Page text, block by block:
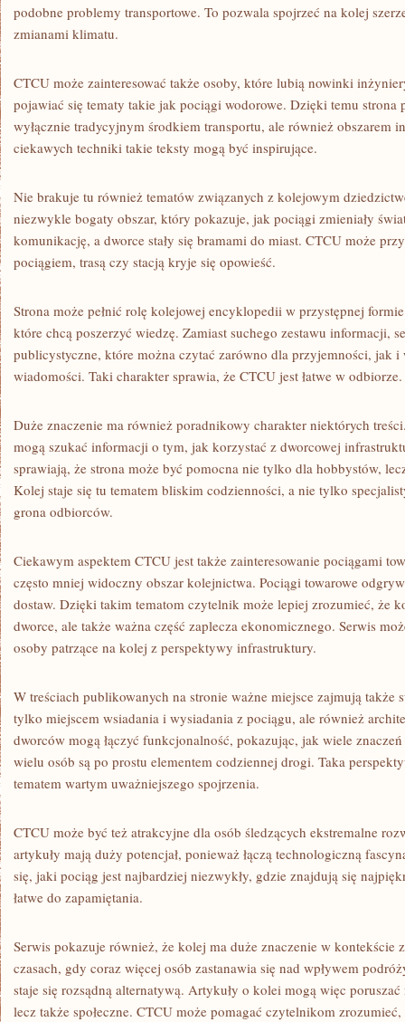
podobne problemy transportowe. To pozwala spojrzeć na kolej
zmianami klimatu.
CTCU może zainteresować także osoby, które lubią nowinki
pojawiać się tematy takie jak pociągi wodorowe. Dzięki temu strona
wyłącznie tradycyjnym środkiem transportu, ale również obszarem
ciekawych techniki takie teksty mogą być inspirujące.
Nie brakuje tu również tematów związanych z kolejowym
niezwykle bogaty obszar, który pokazuje, jak pociągi zmieniały
komunikację, a dworce stały się bramami do miast. CTCU może
pociągiem, trasą czy stacją kryje się opowieść.
Strona może pełnić rolę kolejowej encyklopedii w przystępnej
które chcą poszerzyć wiedzę. Zamiast suchego zestawu informacji,
publicystyczne, które można czytać zarówno dla przyjemności, jak
wiadomości. Taki charakter sprawia, że CTCU jest łatwe w odbiorze.
Duże znaczenie ma również poradnikowy charakter niektórych
mogą szukać informacji o tym, jak korzystać z dworcowej
sprawiają, że strona może być pomocna nie tylko dla hobbystów,
Kolej staje się tu tematem bliskim codzienności, a nie tylko
grona odbiorców.
Ciekawym aspektem CTCU jest także zainteresowanie pociągami
często mniej widoczny obszar kolejnictwa. Pociągi towarowe
dostaw. Dzięki takim tematom czytelnik może lepiej zrozumieć, że
dworce, ale także ważna część zaplecza ekonomicznego. Serwis
osoby patrzące na kolej z perspektywy infrastruktury.
W treściach publikowanych na stronie ważne miejsce zajmują także
tylko miejscem wsiadania i wysiadania z pociągu, ale również
dworców mogą łączyć funkcjonalność, pokazując, jak wiele
wielu osób są po prostu elementem codziennej drogi. Taka
tematem wartym uważniejszego spojrzenia.
CTCU może być też atrakcyjne dla osób śledzących ekstremalne
artykuły mają duży potencjał, ponieważ łączą technologiczną
się, jaki pociąg jest najbardziej niezwykły, gdzie znajdują się
łatwe do zapamiętania.
Serwis pokazuje również, że kolej ma duże znaczenie w kontekście
czasach, gdy coraz więcej osób zastanawia się nad wpływem
staje się rozsądną alternatywą. Artykuły o kolei mogą więc
lecz także społeczne. CTCU może pomagać czytelnikom